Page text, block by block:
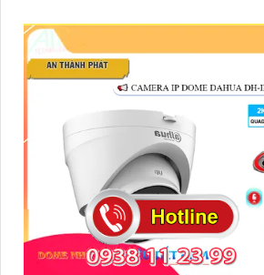
giúp ghi lại âm thanh rõ ràng nhờ trang